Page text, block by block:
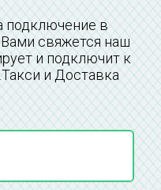
подключение в
свяжется наш
и подключит к
и Доставка